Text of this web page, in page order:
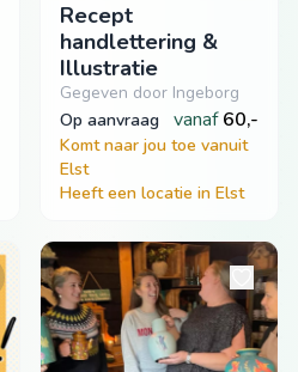
Recept
handlettering &
Illustratie
Gegeven door Ingeborg
op aanvraag
vanaf 60,-
Komt naar jou toe vanuit
Elst
Heeft een locatie in Elst